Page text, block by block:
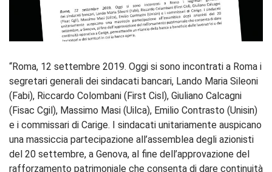
“Roma, 12 settembre 2019. Oggi si sono incontrati a Roma i
segretari generali dei sindacati bancari, Lando Maria Sileoni
(Fabi), Riccardo Colombani (First Cisl), Giuliano Calcagni
(Fisac Cgil), Massimo Masi (Uilca), Emilio Contrasto (Unisin)
e i commissari di Carige. I sindacati unitariamente auspicano
una massiccia partecipazione all’assemblea degli azionisti
del 20 settembre, a Genova, al fine dell’approvazione del
rafforzamento patrimoniale che consenta di dare continuità